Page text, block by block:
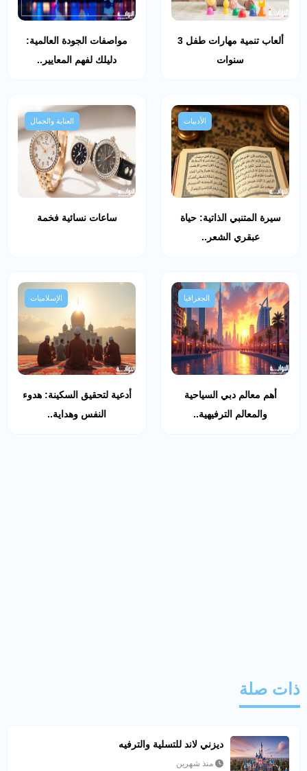
ألعاب تنمية مهارات طفل 3
سنوات
مواصفات الجودة العالمية:
دليلك لفهم المعايير..
الأدبيات
سيرة المتنبي الذاتية: حياة
عبقري الشعر..
العناية والجمال
ساعات نسائية فخمة
الجغرافيا
أهم معالم دبي السياحية
والمعالم الترفيهية..
الإسلاميات
أدعية لتحقيق السكينة: هدوء
النفس وهداية..
ذات صلة
ديزني لاند للتسلية والترفيه
منذ شهرين